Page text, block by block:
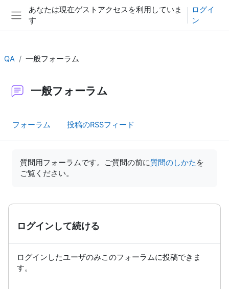
メインコンテンツへスキップする
サイドパネル
あなたは現在ゲストアクセスを利用していま
す
ログイ
ン
QA 一般フォーラム
一般フォーラム
フォーラム 投稿のRSSフィード
質問用フォーラムです。ご質問の前に質問のしかた を
ご覧ください。
ログインして続ける
ログインしたユーザのみこのフォーラムに投稿できま
す。